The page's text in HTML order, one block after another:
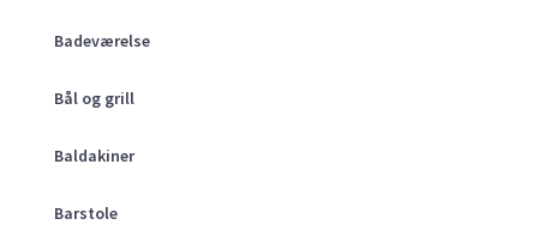
Badeværelse
Bål og grill
Baldakiner
Barstole